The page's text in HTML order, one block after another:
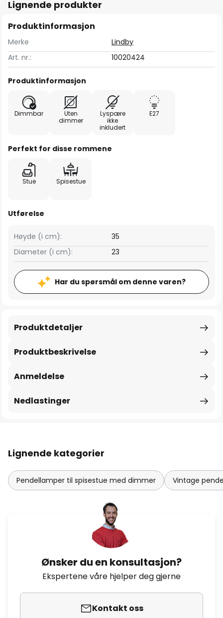
Lignende produkter
Produktinformasjon
Merke
Lindby
Art. nr.:
10020424
Produktinformasjon
Dimmbar
Uten
dimmer
Lyspære
ikke
inkludert
E27
Perfekt for disse rommene
Stue Spisestue
Utførelse
Høyde (i cm):
35
Diameter (i cm):
23
Har du spørsmål om denne varen?
Produktbeskrivelse
Produktdetaljer
Anmeldelse
Nedlastinger
Lignende kategorier
Pendellamper til spisestue med dimmer Vintage
Ønsker du en konsultasjon?
Ekspertene våre hjelper deg gjerne
Kontakt oss